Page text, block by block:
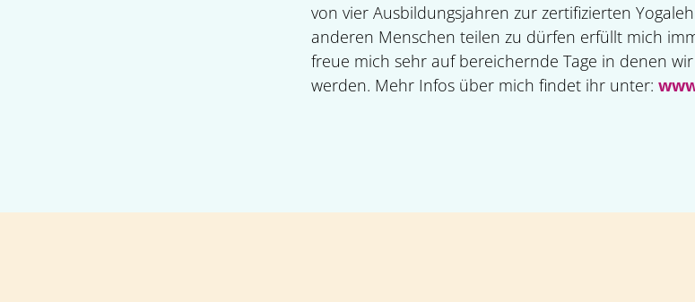
von vier Ausbildungsjahren zur zertifizierten
anderen Menschen teilen zu dürfen erfüllt mich
freue mich sehr auf bereichernde Tage in denen
werden. Mehr Infos über mich findet ihr unter: